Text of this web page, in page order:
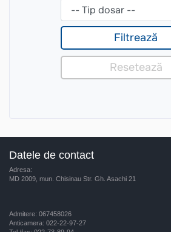
Datele de contact
Adresa:
MD 2009, mun. Chisinau Str. Gh. Asachi 21
Admitere: 067458026
Anticamera: 022-22-97-27